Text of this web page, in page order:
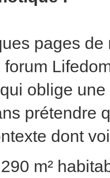
pages
oblige
prétendre
dont
m²